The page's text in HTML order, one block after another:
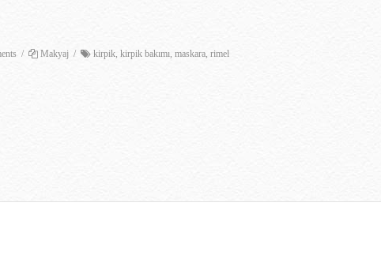
/ Makyaj / kirpik, kirpik bakımı maskara, rimel